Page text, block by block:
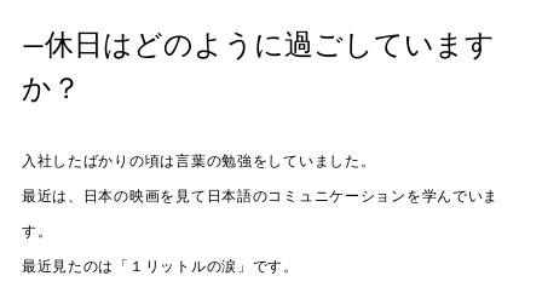
—休日はどのように過ごしています
か？
入社したばかりの頃は言葉の勉強をしていました。
最近は、日本の映画を見て日本語のコミュニケーションを学んでいま
す。
最近見たのは「１リットルの涙」です。